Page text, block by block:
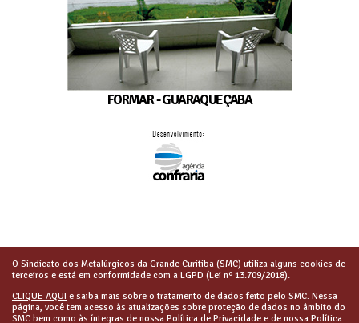
FORMAR - GUARAQUEÇABA
O Sindicato dos Metalúrgicos da Grande Curitiba (SMC) utiliza alguns cookies de
terceiros e está em conformidade com a LGPD (Lei nº 13.709/2018).
CLIQUE AQUI e saiba mais sobre o tratamento de dados feito pelo SMC. Nessa
página, você tem acesso às atualizações sobre proteção de dados no âmbito do
SMC bem como às íntegras de nossa Política de Privacidade e de nossa Política